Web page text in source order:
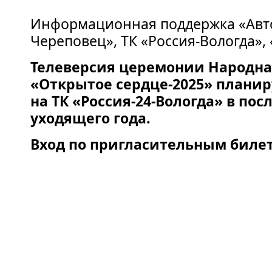
Информационная поддержка
Череповец», ТК «Россия-Вологда»,
Телеверсия церемонии
«Открытое сердце-2025»
на ТК «Россия-24-Вологда» в
уходящего года.
Вход по пригласительным